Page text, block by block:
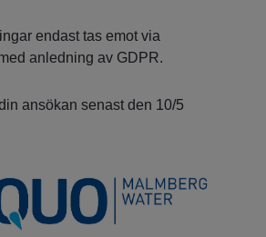
endast tas emot via
anledning av GDPR.
ansökan senast den 10/5